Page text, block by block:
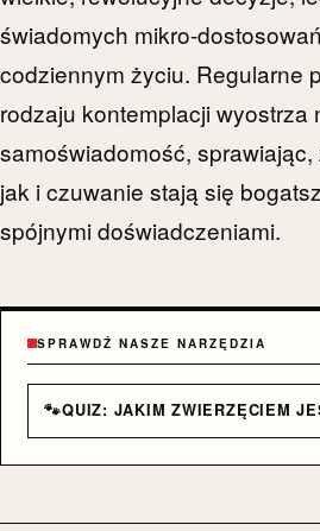
świadomych mikro-
codziennym życiu. Regularne
rodzaju kontemplacji wyostrza
samoświadomość,
jak i czuwanie stają się
spójnymi doświadczeniami.
SPRAWDŹ NASZE NARZĘDZIA
🐾QUIZ: JAKIM ZWIERZĘCIEM